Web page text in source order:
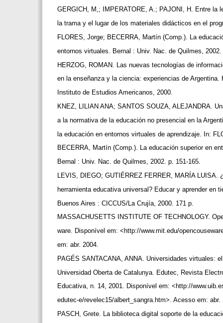
GERGICH, M,; IMPERATORE, A.; PAJONI, H. Entre la
la trama y el lugar de los materiales didácticos en el
FLORES, Jorge; BECERRA, Martín (Comp.). La
entornos virtuales. Bernal : Univ. Nac. de Quilmes,
HERZOG, ROMAN. Las nuevas tecnologías de
en la enseñanza y la ciencia: experiencias de Argentina.
Instituto de Estudios Americanos, 2000.
KNEZ, LILIAN ANA; SANTOS SOUZA, ALEJANDRA.
a la normativa de la educación no presencial en la
la educación en entornos virtuales de aprendizaje. In:
BECERRA, Martín (Comp.). La educación superior en
Bernal : Univ. Nac. de Quilmes, 2002. p. 151-165.
LEVIS, DIEGO; GUTIÉRREZ FERRER, MARÍA LUISA.
herramienta educativa universal? Educar y aprender en
Buenos Aires : CICCUS/La Crujía, 2000. 171 p.
MASSACHUSETTS INSTITUTE OF TECHNOLOGY.
ware. Disponível em: <http://www.mit.edu/
em: abr. 2004.
PAGÉS SANTACANA, ANNA. Universidades virtuales:
Universidad Oberta de Catalunya. Edutec, Revista
Educativa, n. 14, 2001. Disponível em: <http://
edutec-e/revelec15/albert_sangra.htm>. Acesso em:
PASCH, Grete. La biblioteca digital soporte de la